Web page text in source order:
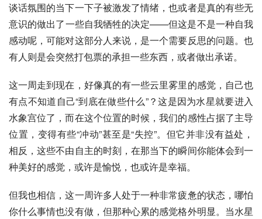
谈话氛围的当下一下子被激发了情绪，也或者是真的有些无
意识的做出了一些自我牺牲的决定——但这是不是一种自我
感动呢，可能对这部分人来说，是一个需要反思的问题。也
有人则是会突然打包票的承担一些东西，或者做出承诺。
这一周走到现在，好像真的有一些云里雾里的感觉，自己也
有点不知道自己“到底在做些什么”？这是因为水星就要进入
水象宫位了，而在这个位置的时候，我们的感性占据了主导
位置，变得有些“冲动”甚至是“失控”。但它并非没有益处，
相反，这些不由自主的时刻，在那当下的瞬间你能体会到一
种美好的感觉，或许是愉悦，也或许是幸福。
但我也相信，这一周许多人处于一种非常疲惫的状态，哪怕
你什么事情也没有做，但那种心累的感觉格外明显。当水星